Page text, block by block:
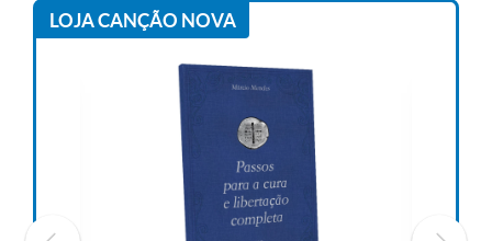
LOJA CANÇÃO NOVA